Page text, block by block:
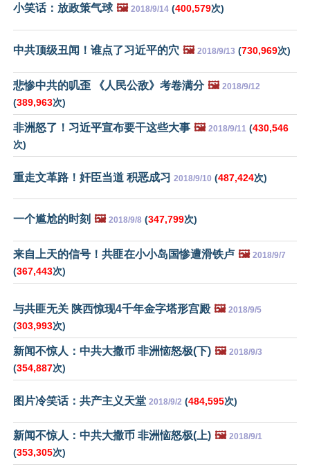
小笑话：放政策气球 🖼️ 2018/9/14 (400,579次)
中共顶级丑闻！谁点了习近平的穴 🖼️ 2018/9/13 (730,969次)
悲惨中共的叽歪 《人民公敌》考卷满分 🖼️ 2018/9/12
(389,963次)
非洲怒了！习近平宣布要干这些大事 🖼️ 2018/9/11 (430,546
次)
重走文革路！奸臣当道 积恶成习 2018/9/10 (487,424次)
一个尴尬的时刻 🖼️ 2018/9/8 (347,799次)
来自上天的信号！共匪在小小岛国惨遭滑铁卢 🖼️ 2018/9/7
(367,443次)
与共匪无关 陕西惊现4千年金字塔形宫殿 🖼️ 2018/9/5
(303,993次)
新闻不惊人：中共大撒币 非洲恼怒极(下) 🖼️ 2018/9/3
(354,887次)
图片冷笑话：共产主义天堂 2018/9/2 (484,595次)
新闻不惊人：中共大撒币 非洲恼怒极(上) 🖼️ 2018/9/1
(353,305次)